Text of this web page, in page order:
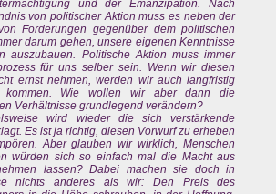
und der Emanzipation. Nach
von politischer Aktion muss es neben der
Forderungen gegenüber dem politischen
darum gehen, unsere eigenen Kenntnisse
auszubauen. Politische Aktion muss immer
für uns selber sein. Wenn wir diesen
ernst nehmen, werden wir auch langfristig
kommen. Wie wollen wir aber dann die
Verhältnisse grundlegend verändern?
wird wieder die sich verstärkende
Es ist ja richtig, diesen Vorwurf zu erheben
Aber glauben wir wirklich, Menschen
würden sich so einfach mal die Macht aus
lassen? Dabei machen sie doch in
nichts anderes als wir: Den Preis des